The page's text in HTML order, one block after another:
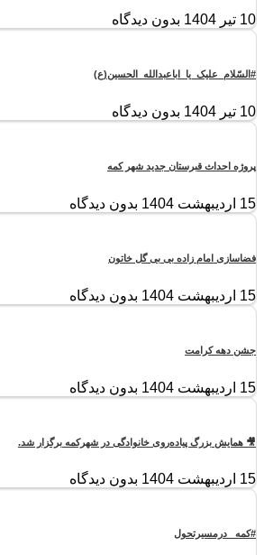
10 تیر 1404 بدون دیدگاه
#السّلام_علیک_یا_اباعبدالله_الحسین(ع)
10 تیر 1404 بدون دیدگاه
پروژه احداث قبرستان جدید شهر کمه
15 اردیبهشت 1404 بدون دیدگاه
فضاسازی امام زاده بی بی گل خاتون
15 اردیبهشت 1404 بدون دیدگاه
جشن دهه کرامت
15 اردیبهشت 1404 بدون دیدگاه
🎥 همایش بزرگ پیاده‌روی خانوادگی در شهرکمه برگزار شد.
15 اردیبهشت 1404 بدون دیدگاه
#کمه _درمسیرتحول